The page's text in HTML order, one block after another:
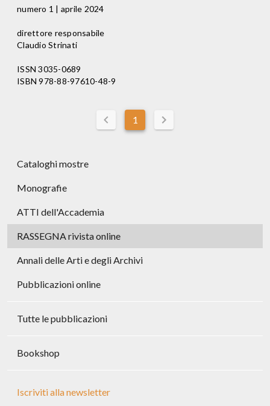
numero 1 | aprile 2024
direttore responsabile
Claudio Strinati
ISSN 3035-0689
ISBN 978-88-97610-48-9
1
Cataloghi mostre
Monografie
ATTI dell'Accademia
RASSEGNA rivista online
Annali delle Arti e degli Archivi
Pubblicazioni online
Tutte le pubblicazioni
Bookshop
Iscriviti alla newsletter